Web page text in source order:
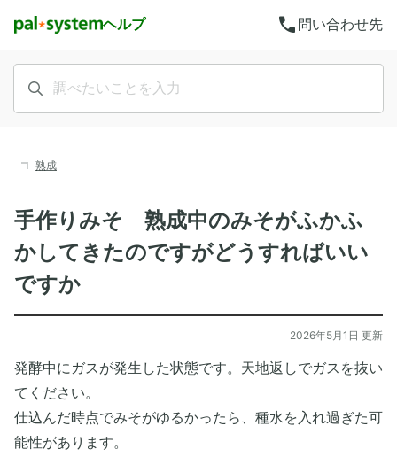
ヘルプ call 問い合わせ先
熟成
手作りみそ 熟成中のみそがふかふ
かしてきたのですがどうすればいい
ですか
2026年5月1日 更新
発酵中にガスが発生した状態です。天地返しでガスを抜い
てください。
仕込んだ時点でみそがゆるかったら、種水を入れ過ぎた可
能性があります。